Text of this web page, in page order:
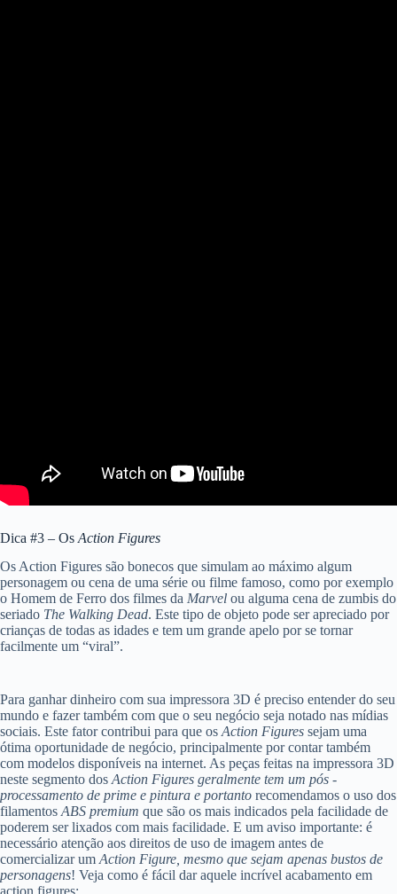
Dica #3 – Os Action Figures
Os Action Figures são bonecos que simulam ao máximo algum
personagem ou cena de uma série ou filme famoso, como por exemplo
o Homem de Ferro dos filmes da Marvel ou alguma cena de zumbis do
seriado The Walking Dead. Este tipo de objeto pode ser apreciado por
crianças de todas as idades e tem um grande apelo por se tornar
facilmente um “viral”.
Para ganhar dinheiro com sua impressora 3D é preciso entender do seu
mundo e fazer também com que o seu negócio seja notado nas mídias
sociais. Este fator contribui para que os Action Figures sejam uma
ótima oportunidade de negócio, principalmente por contar também
com modelos disponíveis na internet. As peças feitas na impressora 3D
neste segmento dos Action Figures geralmente tem um pós -
processamento de prime e pintura e portanto recomendamos o uso dos
filamentos ABS premium que são os mais indicados pela facilidade de
poderem ser lixados com mais facilidade. E um aviso importante: é
necessário atenção aos direitos de uso de imagem antes de
comercializar um Action Figure, mesmo que sejam apenas bustos de
personagens! Veja como é fácil dar aquele incrível acabamento em